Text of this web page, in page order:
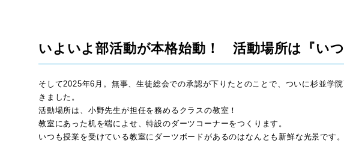
いよいよ部活動が本格始動！ 活動場所は『いつ
そして2025年6月。無事、生徒総会での承認が下りたとのことで、ついに杉並学
きました。
活動場所は、小野先生が担任を務めるクラスの教室！
教室にあった机を端によせ、特設のダーツコーナーをつくります。
いつも授業を受けている教室にダーツボードがあるのはなんとも新鮮な光景です。